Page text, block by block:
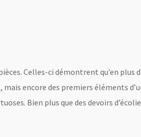
Celles-ci démontrent qu’en
encore des premiers éléments
Bien plus que des devoirs